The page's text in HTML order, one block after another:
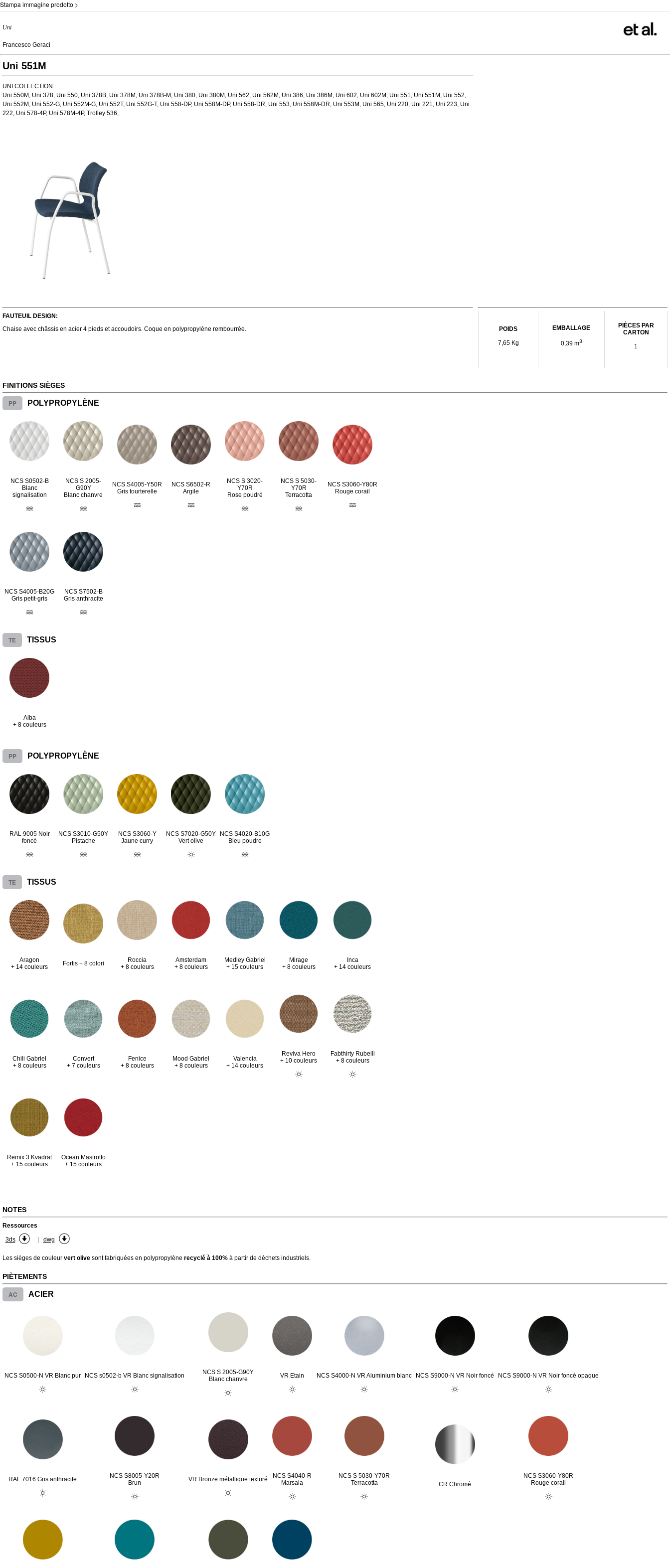
Stampa immagine prodotto >
Uni
Francesco Geraci
Uni 551M
UNI COLLECTION:
Uni 550M, Uni 378, Uni 550, Uni 378B, Uni 378M, Uni 378B-M, Uni 380, Uni 380M, Uni 562, Uni 562M, Uni 386, Uni 386M, Uni 602, Uni 602M, Uni 551, Uni 551M, Uni 552,
Uni 552M, Uni 552-G, Uni 552M-G, Uni 552T, Uni 552G-T, Uni 558-DP, Uni 558M-DP, Uni 558-DR, Uni 553, Uni 558M-DR, Uni 553M, Uni 565, Uni 220, Uni 221, Uni 223, Uni
222, Uni 578-4P, Uni 578M-4P, Trolley 536,
FAUTEUIL DESIGN:
Chaise avec châssis en acier 4 pieds et accoudoirs. Coque en polypropylène rembourrée.
POIDS
7,65 Kg
EMBALLAGE
0,39 m3
PIÈCES PAR
CARTON
1
FINITIONS SIÈGES
PP POLYPROPYLÈNE
NCS S0502-B
Blanc
signalisation
NCS S 2005-
G90Y
Blanc chanvre
NCS S4005-Y50R
Gris tourterelle
NCS S6502-R
Argile
NCS S 3020-
Y70R
Rose poudré
NCS S 5030-
Y70R
Terracotta
NCS S3060-Y80R
Rouge corail
NCS S4005-B20G
Gris petit-gris
NCS S7502-B
Gris anthracite
TE TISSUS
Alba
+ 8 couleurs
PP POLYPROPYLÈNE
RAL 9005 Noir
foncé
NCS S3010-G50Y
Pistache
NCS S3060-Y
Jaune curry
NCS S7020-G50Y
Vert olive
NCS S4020-B10G
Bleu poudre
TE TISSUS
Aragon
+ 14 couleurs
Fortis + 8 colori
Roccia
+ 8 couleurs
Amsterdam
+ 8 couleurs
Medley Gabriel
+ 15 couleurs
Mirage
+ 8 couleurs
Inca
+ 14 couleurs
Chili Gabriel
+ 8 couleurs
Convert
+ 7 couleurs
Fenice
+ 8 couleurs
Mood Gabriel
+ 8 couleurs
Valencia
+ 14 couleurs
Reviva Hero
+ 10 couleurs
Fabthirty Rubelli
+ 8 couleurs
Remix 3 Kvadrat
+ 15 couleurs
Ocean Mastrotto
+ 15 couleurs
NOTES
Ressources
3ds
| dwg
Les sièges de couleur vert olive sont fabriquées en polypropylène recyclé à 100% à partir de déchets industriels.
PIÈTEMENTS
AC ACIER
NCS S0500-N VR Blanc pur NCS s0502-b VR Blanc signalisation
NCS S 2005-G90Y
Blanc chanvre
VR Etain NCS S4000-N VR Aluminium blanc NCS S9000-N VR Noir foncé NCS S9000-N VR Noir foncé opaque
RAL 7016 Gris anthracite
NCS S8005-Y20R
Brun
VR Bronze métallique texturé
NCS S4040-R
Marsala
NCS S 5030-Y70R
Terracotta
CR Chromé
NCS S3060-Y80R
Rouge corail